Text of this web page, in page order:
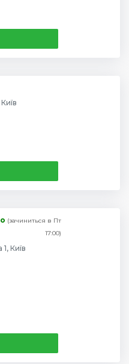
(зачиниться в Пт
17:00)
Київ